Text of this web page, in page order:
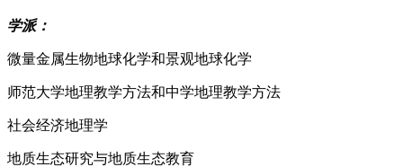
学派：
微量金属生物地球化学和景观地球化学
师范大学地理教学方法和中学地理教学方法
社会经济地理学
地质生态研究与地质生态教育